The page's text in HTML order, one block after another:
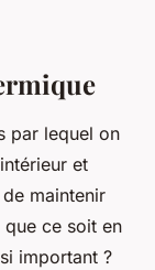
par lequel on
et
maintenir
ce soit en
important ?